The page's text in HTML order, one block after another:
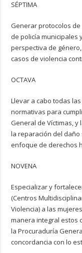
SÉPTIMA
Generar protocolos
de policía municipales
perspectiva de
casos de violencia
OCTAVA
Llevar a cabo todas
normativas para
General de Víctimas, y
la reparación del
enfoque de derechos
NOVENA
Especializar y
(Centros
Violencia) a las
manera integral estos
la Procuraduría
concordancia con lo